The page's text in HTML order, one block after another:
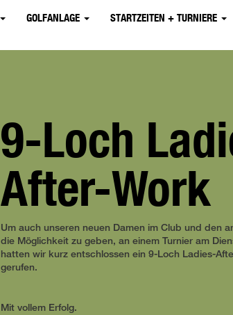
GOLFANLAGE STARTZEITEN + TURNIERE
9-Loch
After-Work
Um auch unseren neuen Damen im Club und den
die Möglichkeit zu geben, an einem Turnier am
hatten wir kurz entschlossen ein 9-Loch Ladies-
gerufen.
Mit vollem Erfolg.